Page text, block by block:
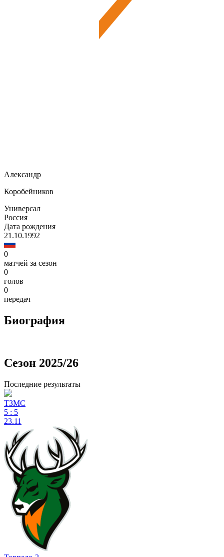
Александр
Коробейников
Универсал
Россия
Дата рождения
21.10.1992
0
матчей за сезон
0
голов
0
передач
Биография
Сезон 2025/26
Последние результаты
ТЗМС
5 : 5
23.11